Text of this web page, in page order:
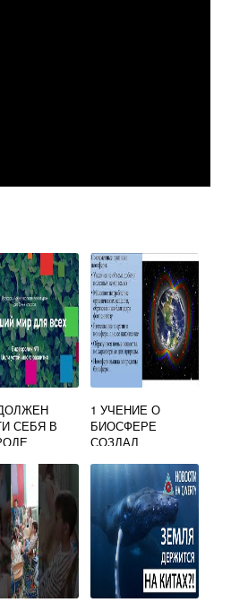
СЕБЯ В
ДЛЯ
1 УЧЕНИЕ О
БИОСФЕРЕ
СОЗДАЛ